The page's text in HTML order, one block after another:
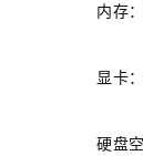
内存
显卡
硬盘